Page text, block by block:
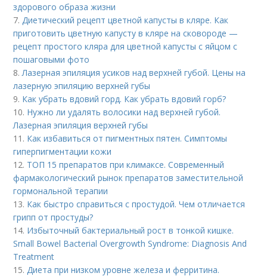
здорового образа жизни
7.Диетический рецепт цветной капусты в кляре. Как
приготовить цветную капусту в кляре на сковороде —
рецепт простого кляра для цветной капусты с яйцом с
пошаговыми фото
8.Лазерная эпиляция усиков над верхней губой. Цены на
лазерную эпиляцию верхней губы
9. Как убрать вдовий горд. Как убрать вдовий горб?
10. Нужно ли удалять волосики над верхней губой.
Лазерная эпиляция верхней губы
11. Как избавиться от пигментных пятен. Симптомы
гиперпигментации кожи
12. ТОП 15 препаратов при климаксе. Современный
фармакологический рынок препаратов заместительной
гормональной терапии
13. Как быстро справиться с простудой. Чем отличается
грипп от простуды?
14. Избыточный бактериальный рост в тонкой кишке.
Small Bowel Bacterial Overgrowth Syndrome: Diagnosis And
Treatment
15.Диета при низком уровне железа и ферритина.